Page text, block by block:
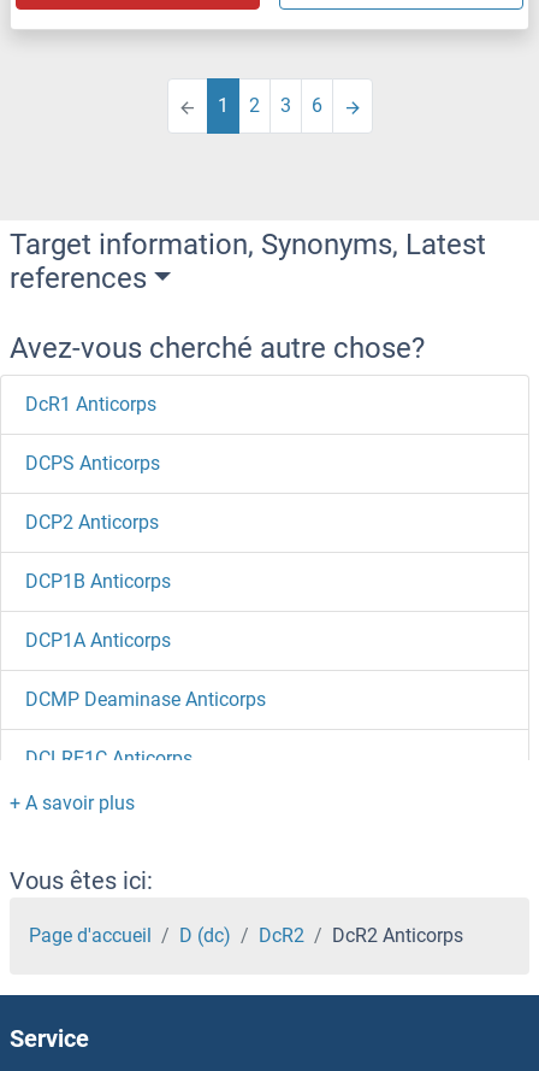
1 2 3 6
Target information, Synonyms, Latest
references
Avez-vous cherché autre chose?
DcR1 Anticorps
DCPS Anticorps
DCP2 Anticorps
DCP1B Anticorps
DCP1A Anticorps
DCMP Deaminase Anticorps
DCLRE1C Anticorps
DCLRE1B Anticorps
DCLK3 Anticorps
DCLK2 Anticorps
DCLK1 Anticorps
DCL1 Anticorps
Vous êtes ici:
Page d'accueil D (dc) DcR2 DcR2 Anticorps
Service